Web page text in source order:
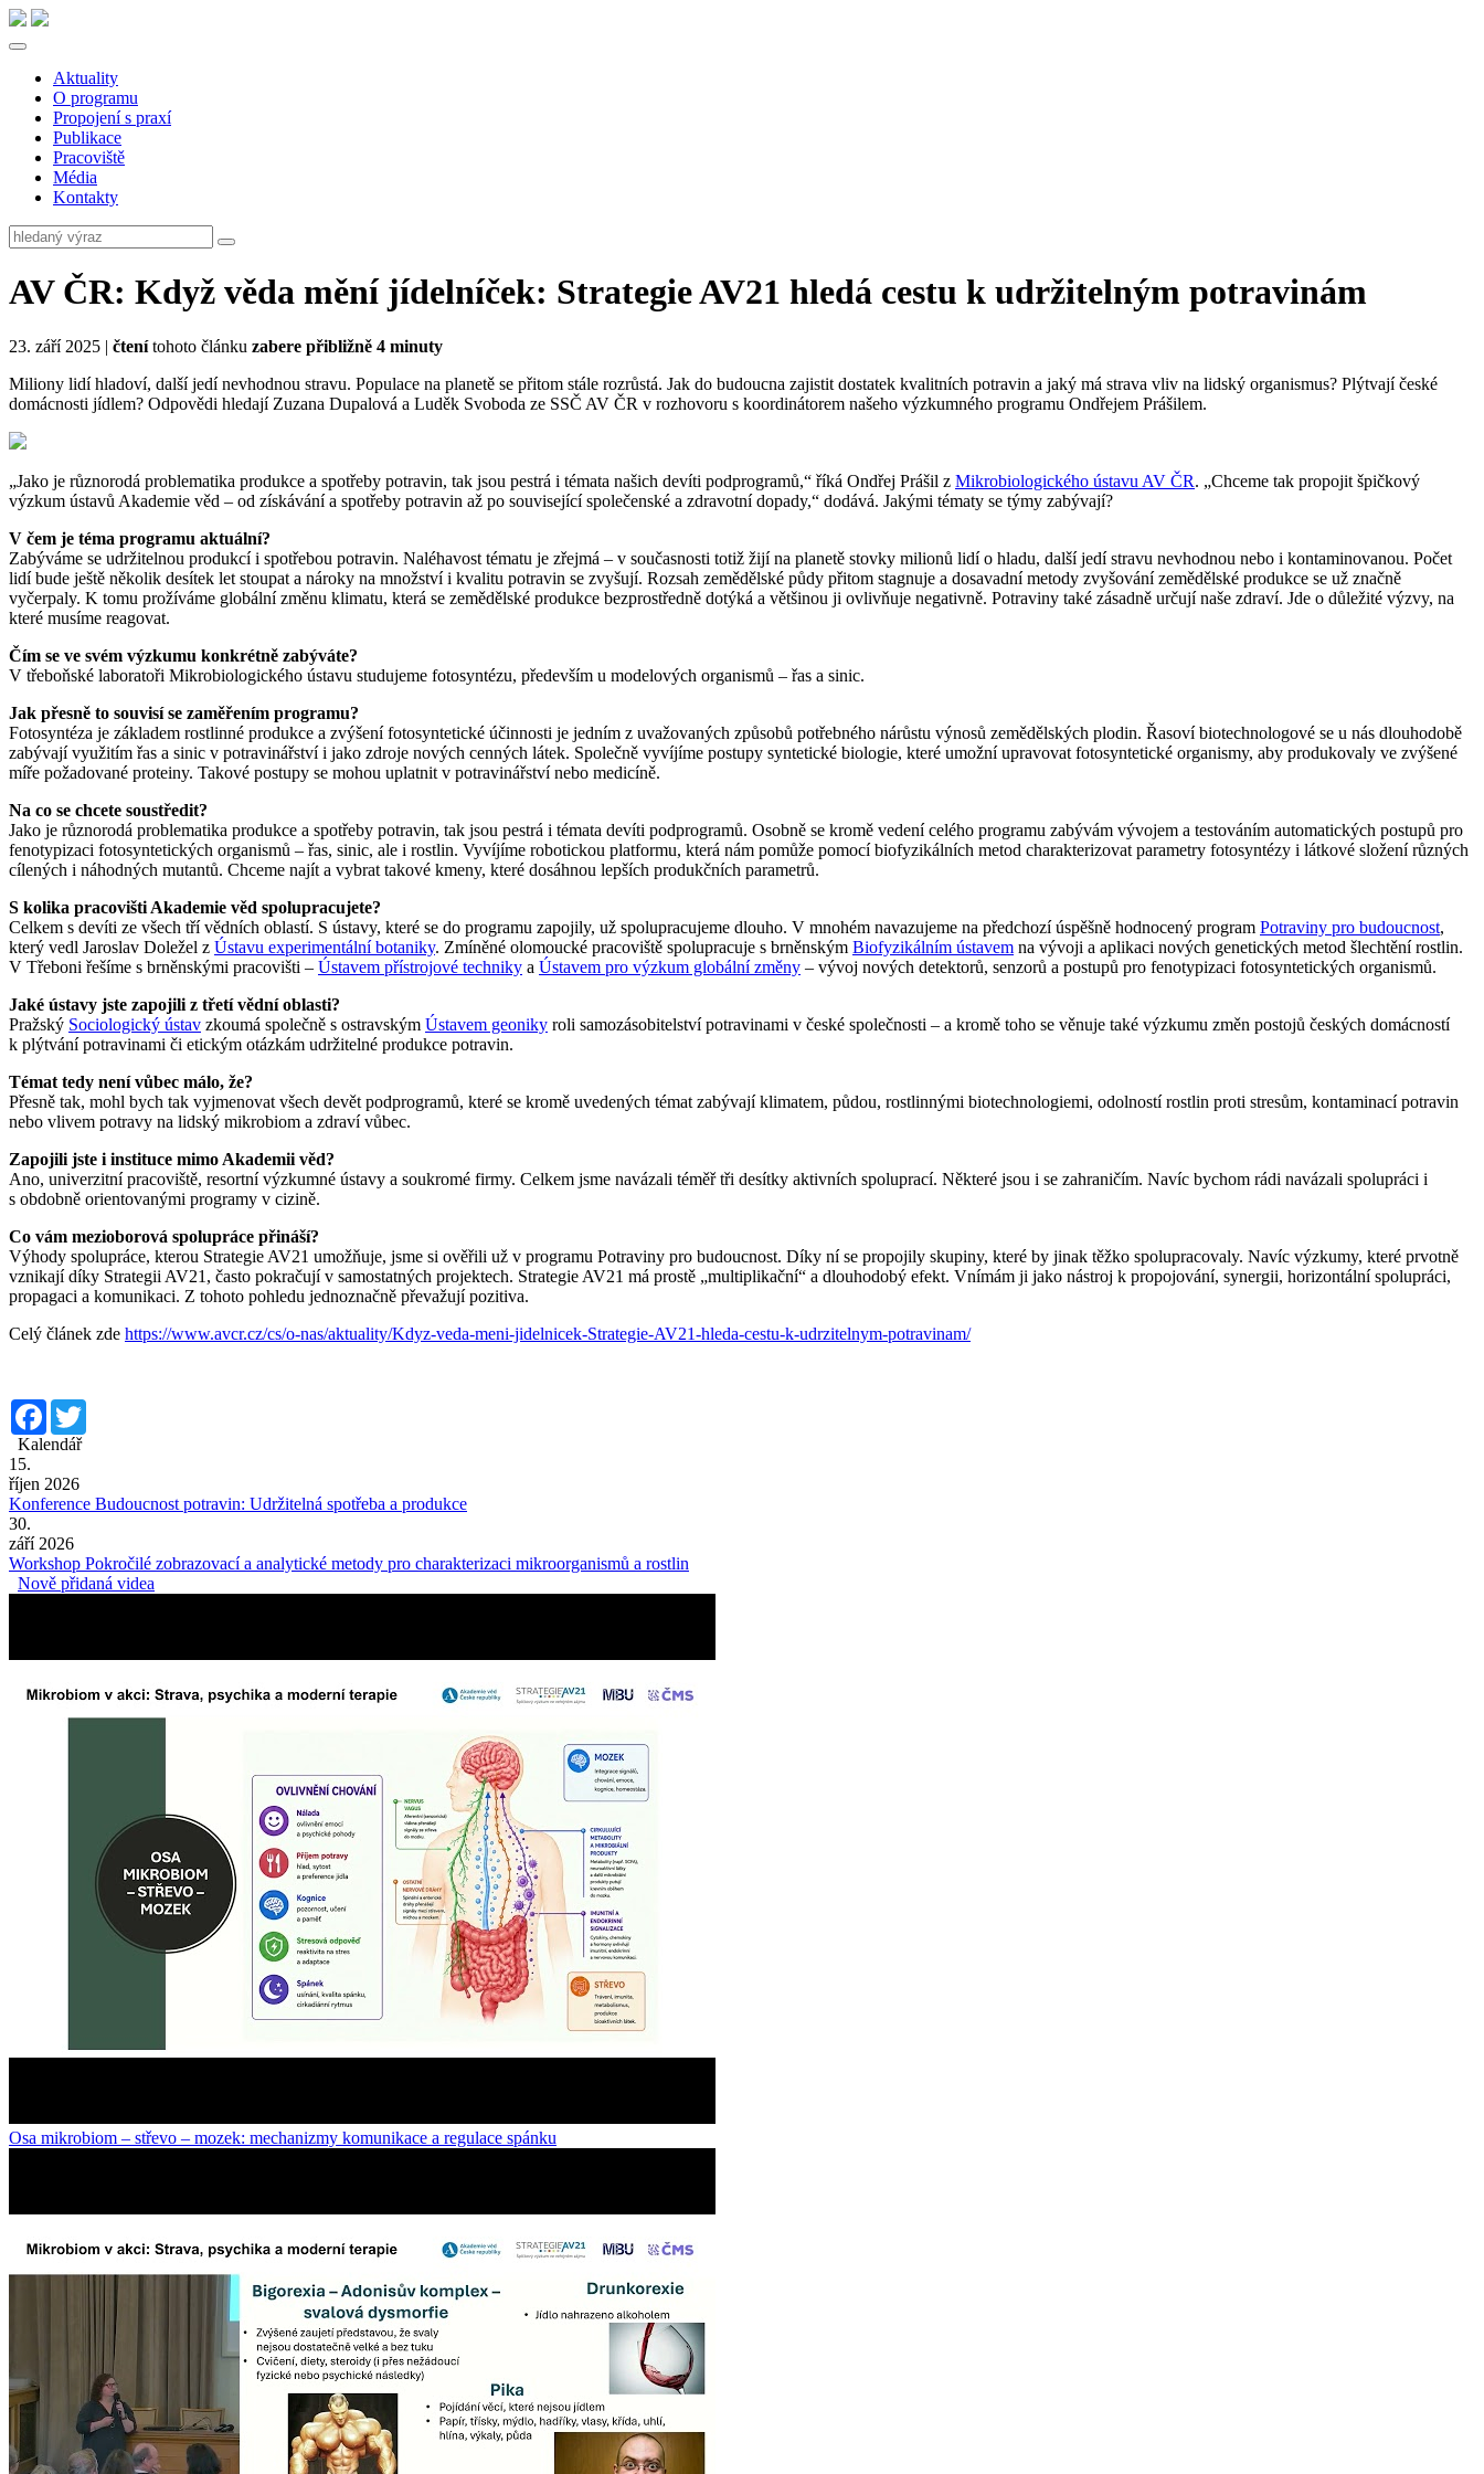
Aktuality
O programu
Propojení s praxí
Publikace
Pracoviště
Média
Kontakty
AV ČR: Když věda mění jídelníček: Strategie AV21 hledá cestu k udržitelným potravinám
23. září 2025 | čtenítohoto článku zabere přibližně 4 minuty
Miliony lidí hladoví, další jedí nevhodnou stravu. Populace na planetě se přitom stále rozrůstá. Jak do budoucna zajistit dostatek kvalitních potravin a jaký má strava vliv na lidský organismus? Plýtvají české
domácnosti jídlem? Odpovědi hledají Zuzana Dupalová a Luděk Svoboda ze SSČ AV ČR v rozhovoru s koordinátorem našeho výzkumného programu Ondřejem Prášilem.
„Jako je různorodá problematika produkce a spotřeby potravin, tak jsou pestrá i témata našich devíti podprogramů,“ říká Ondřej Prášil z Mikrobiologického ústavu AV ČR. „Chceme tak propojit špičkový
výzkum ústavů Akademie věd – od získávání a spotřeby potravin až po související společenské a zdravotní dopady,“ dodává. Jakými tématy se týmy zabývají?
V čem je téma programu aktuální?
Zabýváme se udržitelnou produkcí i spotřebou potravin. Naléhavost tématu je zřejmá – v současnosti totiž žijí na planetě stovky milionů lidí o hladu, další jedí stravu nevhodnou nebo i kontaminovanou. Počet
lidí bude ještě několik desítek let stoupat a nároky na množství i kvalitu potravin se zvyšují. Rozsah zemědělské půdy přitom stagnuje a dosavadní metody zvyšování zemědělské produkce se už značně
vyčerpaly. K tomu prožíváme globální změnu klimatu, která se zemědělské produkce bezprostředně dotýká a většinou ji ovlivňuje negativně. Potraviny také zásadně určují naše zdraví. Jde o důležité výzvy, na
které musíme reagovat.
Čím se ve svém výzkumu konkrétně zabýváte?
V třeboňské laboratoři Mikrobiologického ústavu studujeme fotosyntézu, především u modelových organismů – řas a sinic.
Jak přesně to souvisí se zaměřením programu?
Fotosyntéza je základem rostlinné produkce a zvýšení fotosyntetické účinnosti je jedním z uvažovaných způsobů potřebného nárůstu výnosů zemědělských plodin. Řasoví biotechnologové se u nás dlouhodobě
zabývají využitím řas a sinic v potravinářství i jako zdroje nových cenných látek. Společně vyvíjíme postupy syntetické biologie, které umožní upravovat fotosyntetické organismy, aby produkovaly ve zvýšené
míře požadované proteiny. Takové postupy se mohou uplatnit v potravinářství nebo medicíně.
Na co se chcete soustředit?
Jako je různorodá problematika produkce a spotřeby potravin, tak jsou pestrá i témata devíti podprogramů. Osobně se kromě vedení celého programu zabývám vývojem a testováním automatických postupů pro
fenotypizaci fotosyntetických organismů – řas, sinic, ale i rostlin. Vyvíjíme robotickou platformu, která nám pomůže pomocí biofyzikálních metod charakterizovat parametry fotosyntézy i látkové složení různých
cílených i náhodných mutantů. Chceme najít a vybrat takové kmeny, které dosáhnou lepších produkčních parametrů.
S kolika pracovišti Akademie věd spolupracujete?
Celkem s devíti ze všech tří vědních oblastí. S ústavy, které se do programu zapojily, už spolupracujeme dlouho. V mnohém navazujeme na předchozí úspěšně hodnocený program Potraviny pro budoucnost,
který vedl Jaroslav Doležel z Ústavu experimentální botaniky. Zmíněné olomoucké pracoviště spolupracuje s brněnským Biofyzikálním ústavem na vývoji a aplikaci nových genetických metod šlechtění rostlin.
V Třeboni řešíme s brněnskými pracovišti – Ústavem přístrojové techniky a Ústavem pro výzkum globální změny – vývoj nových detektorů, senzorů a postupů pro fenotypizaci fotosyntetických organismů.
Jaké ústavy jste zapojili z třetí vědní oblasti?
Pražský Sociologický ústav zkoumá společně s ostravským Ústavem geoniky roli samozásobitelství potravinami v české společnosti – a kromě toho se věnuje také výzkumu změn postojů českých domácností
k plýtvání potravinami či etickým otázkám udržitelné produkce potravin.
Témat tedy není vůbec málo, že?
Přesně tak, mohl bych tak vyjmenovat všech devět podprogramů, které se kromě uvedených témat zabývají klimatem, půdou, rostlinnými biotechnologiemi, odolností rostlin proti stresům, kontaminací potravin
nebo vlivem potravy na lidský mikrobiom a zdraví vůbec.
Zapojili jste i instituce mimo Akademii věd?
Ano, univerzitní pracoviště, resortní výzkumné ústavy a soukromé firmy. Celkem jsme navázali téměř tři desítky aktivních spoluprací. Některé jsou i se zahraničím. Navíc bychom rádi navázali spolupráci i
s obdobně orientovanými programy v cizině.
Co vám mezioborová spolupráce přináší?
Výhody spolupráce, kterou Strategie AV21 umožňuje, jsme si ověřili už v programu Potraviny pro budoucnost. Díky ní se propojily skupiny, které by jinak těžko spolupracovaly. Navíc výzkumy, které prvotně
vznikají díky Strategii AV21, často pokračují v samostatných projektech. Strategie AV21 má prostě „multiplikační“ a dlouhodobý efekt. Vnímám ji jako nástroj k propojování, synergii, horizontální spolupráci,
propagaci a komunikaci. Z tohoto pohledu jednoznačně převažují pozitiva.
Celý článek zde https://www.avcr.cz/cs/o-nas/aktuality/Kdyz-veda-meni-jidelnicek-Strategie-AV21-hleda-cestu-k-udrzitelnym-potravinam/
Facebook
Kalendář
15.
říjen 2026
Konference Budoucnost potravin: Udržitelná spotřeba a produkce
30.
září 2026
Workshop Pokročilé zobrazovací a analytické metody pro charakterizaci mikroorganismů a rostlin
Nově přidaná videa
Osa mikrobiom – střevo – mozek: mechanizmy komunikace a regulace spánku